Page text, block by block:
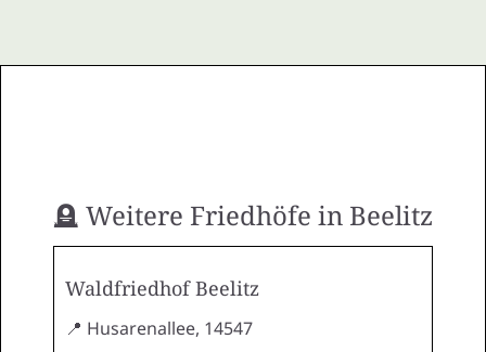
🪦 Weitere Friedhöfe in Beelitz
Waldfriedhof Beelitz
📍 Husarenallee, 14547